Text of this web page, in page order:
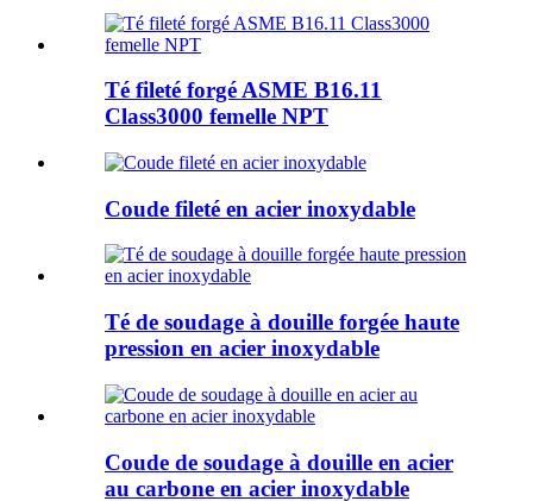
Té fileté forgé ASME B16.11
Class3000 femelle NPT
Coude fileté en acier inoxydable
Té de soudage à douille forgée haute
pression en acier inoxydable
Coude de soudage à douille en acier
au carbone en acier inoxydable